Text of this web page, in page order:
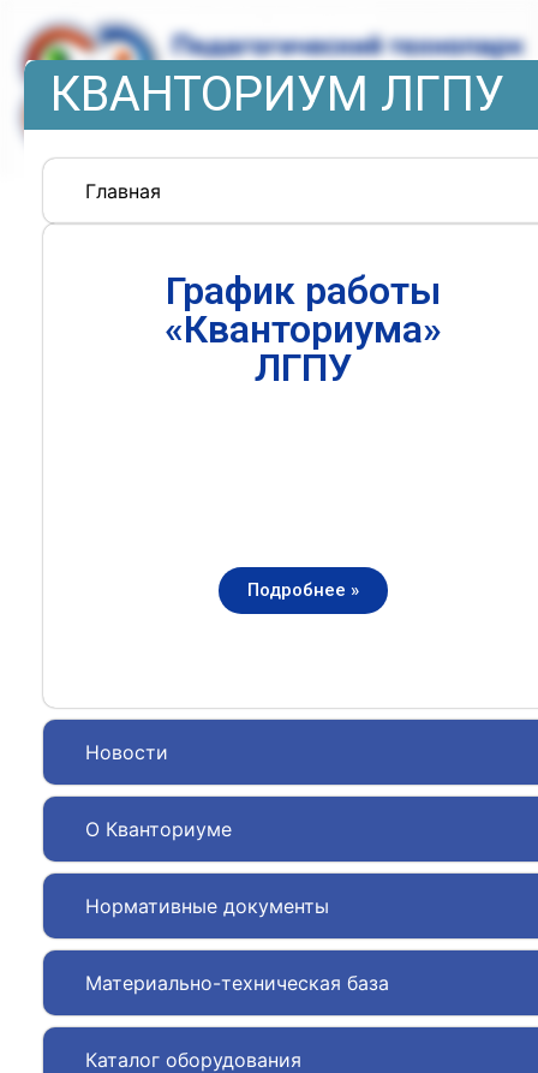
КВАНТОРИУМ ЛГПУ
Главная
Новости
О Кванториуме
Нормативные документы
Материально-техническая база
Каталог оборудования
График работы
«Кванториума»
ЛГПУ
Подробнее »